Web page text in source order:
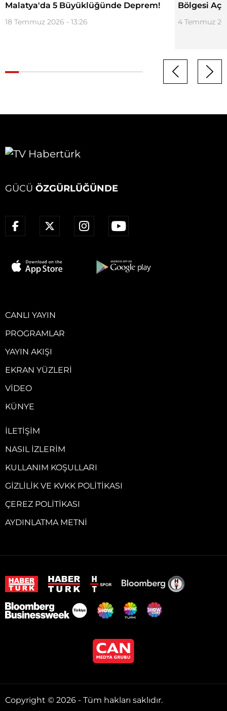
Malatya'da 5 Büyüklüğünde Deprem!
18 Temmuz 2026 - 13:26
Bölgesi
4 Temmuz
GÜCÜ ÖZGÜRLÜĞÜNDE
CANLI YAYIN
PROGRAMLAR
YAYIN AKIŞI
EKRAN YÜZLERI
VIDEO
KÜNYE
İLETIŞIM
NASIL İZLERIM
KULLANIM KOŞULLARI
GIZLILIK VE KVKK POLITIKASI
ÇEREZ POLITIKASI
AYDINLATMA METNI
Copyright © 2026 - Tüm hakları saklıdır.